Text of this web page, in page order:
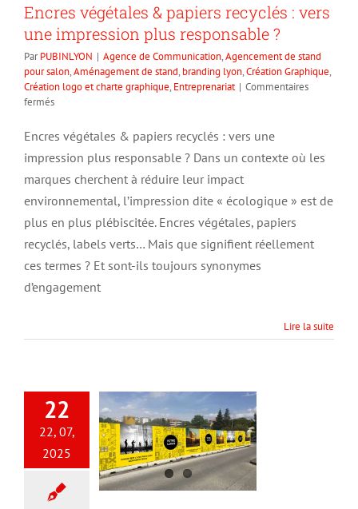
Encres végétales & papiers recyclés : vers
une impression plus responsable ?
ParPUBINLYON | Agence de Communication,Agencement de stand
pour salon,Aménagement de stand, branding lyon,Création Graphique,
Création logo et charte graphique, Entreprenariat | Commentaires
ferméssur
végétales
papiers
recyclés
vers
une
impression
plus
responsable
?
Encres végétales & papiers recyclés : vers une
impression plus responsable ? Dans un contexte où les
marques cherchent à réduire leur impact
environnemental, l’impression dite « écologique » est de
plus en plus plébiscitée. Encres végétales, papiers
recyclés, labels verts… Mais que signifient réellement
ces termes ? Et sont-ils toujours synonymes
d’engagement
Lire la suite
22
22, 07,
2025